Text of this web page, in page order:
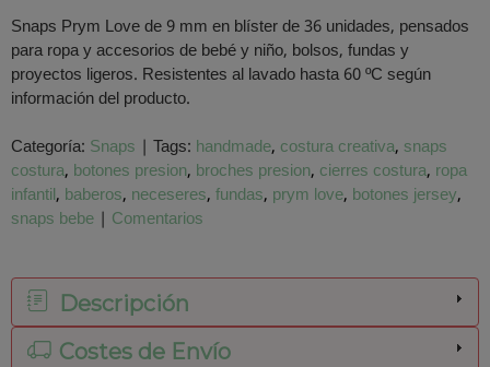
Snaps Prym Love de 9 mm en blíster de 36 unidades, pensados
para ropa y accesorios de bebé y niño, bolsos, fundas y
proyectos ligeros. Resistentes al lavado hasta 60 ºC según
información del producto.
Categoría: Snaps | Tags: handmade costura creativa snaps
costura botones presion broches presion cierres costura ropa
infantil baberos neceseres fundas prym love botones jersey
snaps bebe | Comentarios
Descripción
Costes de Envío